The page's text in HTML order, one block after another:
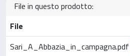
File in questo prodotto:
File
Sari_A_Abbazia_in_campagna.pdf